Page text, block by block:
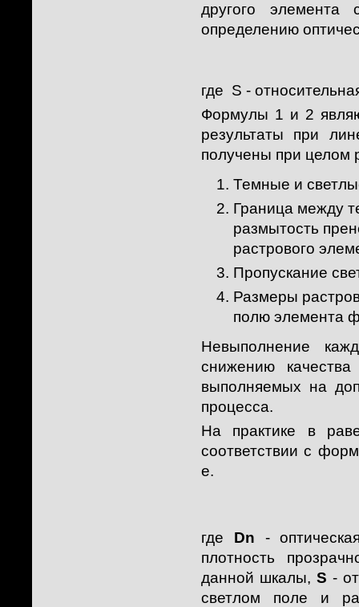
другого элемента
определению
где S -
Формулы 1 и 2
результаты при
получены при целом
Темные и
Граница между
размытость
растрового
Пропускание
Размеры
полю элемента
Невыполнение
снижению
выполняемых на
процесса.
На практике в
соответствии с
е.
где Dn -
плотность
данной шкалы, S -
светлом поле и